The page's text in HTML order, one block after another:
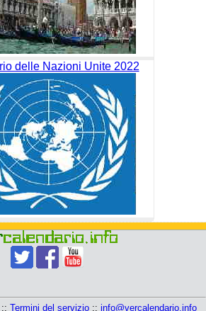
delle Nazioni Unite 2022
:: Termini del servizio :: info@vercalendario.info